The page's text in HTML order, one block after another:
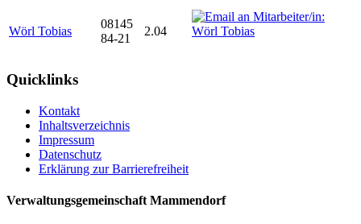
Wörl Tobias
08145
84-21
2.04
Quicklinks
Kontakt
Inhaltsverzeichnis
Impressum
Datenschutz
Erklärung zur Barrierefreiheit
Verwaltungsgemeinschaft Mammendorf